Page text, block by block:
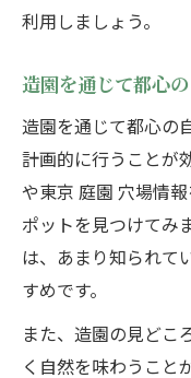
利用しましょう。
造園を通じて都心
造園を通じて都心の
計画的に行うことが
や東京 庭園 穴場情
ポットを見つけてみ
は、あまり知られて
すめです。
また、造園の見どこ
く自然を味わうこと